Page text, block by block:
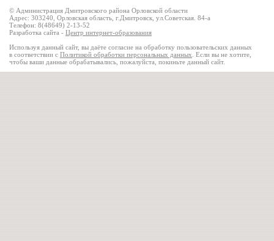
© Администрация Дмитровского района Орловской области
Адрес: 303240, Орловская область, г.Дмитровск, ул.Советская. 84-а
Телефон: 8(48649) 2-13-52
Разработка сайта - Центр интернет-образования
Используя данный сайт, вы даёте согласие на обработку пользовательских данных
в соответствии с Политикой обработки персональных данных . Если вы не хотите,
чтобы ваши данные обрабатывались, пожалуйста, покиньте данный сайт.